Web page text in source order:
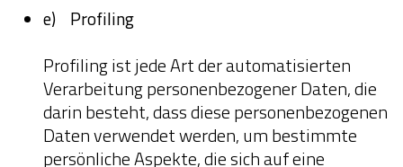
e) Profiling
Profiling ist jede Art der automatisierten
Verarbeitung personenbezogener Daten, die
darin besteht, dass diese personenbezogenen
Daten verwendet werden, um bestimmte
persönliche Aspekte, die sich auf eine